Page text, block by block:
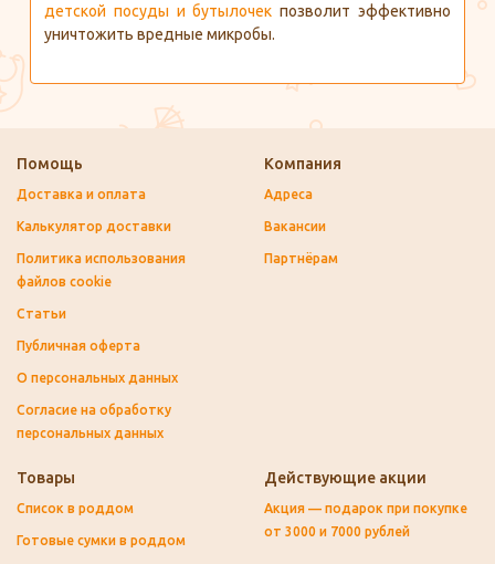
детской посуды и бутылочек позволит эффективно
уничтожить вредные микробы.
Помощь
Доставка и оплата
Калькулятор доставки
Политика использования
файлов cookie
Статьи
Публичная оферта
О персональных данных
Согласие на обработку
персональных данных
Компания
Адреса
Вакансии
Партнёрам
Товары
Список в роддом
Готовые сумки в роддом
Действующие акции
Акция — подарок при покупке
от 3000 и 7000 рублей